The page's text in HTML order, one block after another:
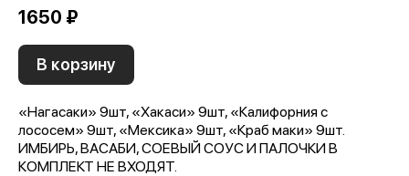
1650 ₽
В корзину
«Нагасаки» 9шт, «Хакаси» 9шт, «Калифорния с
лососем» 9шт, «Мексика» 9шт, «Краб маки» 9шт.
ИМБИРЬ, ВАСАБИ, СОЕВЫЙ СОУС И ПАЛОЧКИ В
КОМПЛЕКТ НЕ ВХОДЯТ.